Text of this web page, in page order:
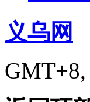
义乌网
GMT+8,